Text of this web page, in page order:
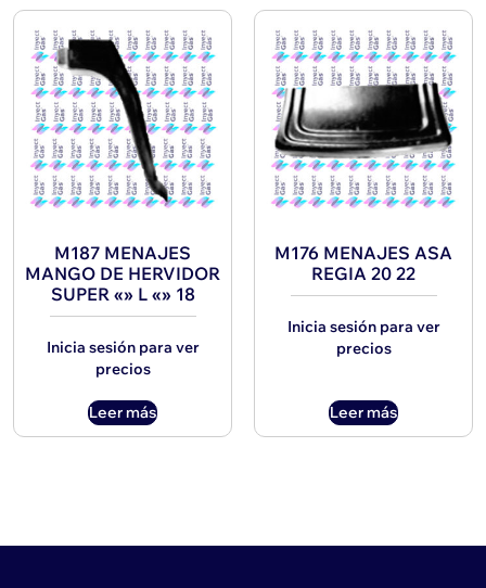
M187 MENAJES
MANGO DE HERVIDOR
SUPER «» L «» 18
Inicia sesión para ver
precios
Leer más
M176 MENAJES ASA
REGIA 20 22
Inicia sesión para ver
precios
Leer más